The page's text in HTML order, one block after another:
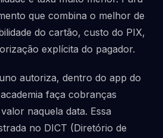
que combina o melhor de
do cartão, custo do PIX,
explícita do pagador.
autoriza, dentro do app do
faça cobranças
naquela data. Essa
no DICT (Diretório de